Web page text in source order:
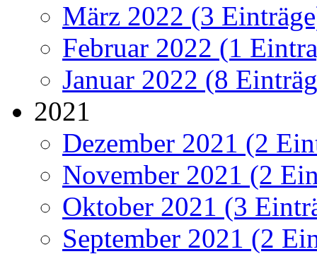
März 2022 (3
Februar 2022 (1
Januar 2022 (8
2021
Dezember 2021 (2
November 2021 (2
Oktober 2021 (3
September 2021 (2